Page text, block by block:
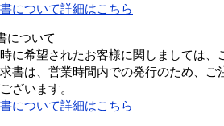
について詳細はこちら
について
に希望されたお客様に関しましては、
書は、営業時間内での発行のため、
ざいます。
について詳細はこちら